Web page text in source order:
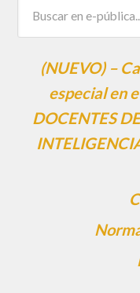
(NUEVO) –
especial en
DOCENTES